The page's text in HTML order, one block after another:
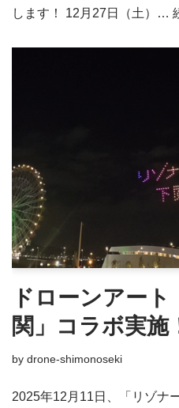
します！ 12月27日（土）…
ドローンアー
関」コラボ実施
by drone-shimonoseki
2025年12月11日、「リゾナ